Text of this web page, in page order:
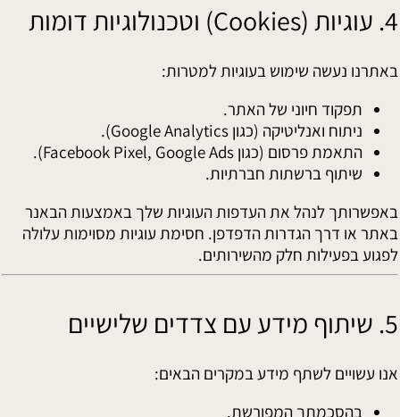
4. עוגיות (Cookies) וטכנולוגיות דומות
באתרנו נעשה שימוש בעוגיות למטרות:
תפקוד חיוני של האתר.
ניתוח ואנליטיקה (כגון Google Analytics).
התאמת פרסום (כגון Facebook Pixel, Google Ads).
שיתוף ברשתות חברתיות.
באפשרותך לנהל את העדפות העוגיות שלך באמצעות הבאנר
באתר או דרך הגדרות הדפדפן. חסימת עוגיות מסוימות עלולה
לפגוע בפעילות חלק מהשירותים.
5. שיתוף מידע עם צדדים שלישיים
אנו עשויים לשתף מידע במקרים הבאים:
בהסכמתך המפורשת.